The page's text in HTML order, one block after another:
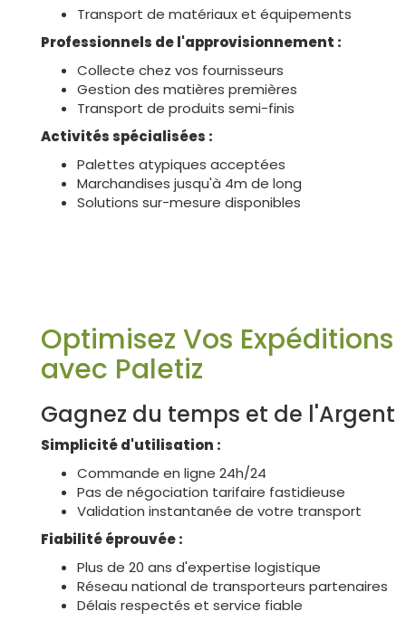
Transport de matériaux et équipements
Professionnels de l'approvisionnement :
Collecte chez vos fournisseurs
Gestion des matières premières
Transport de produits semi-finis
Activités spécialisées :
Palettes atypiques acceptées
Marchandises jusqu'à 4m de long
Solutions sur-mesure disponibles
Optimisez Vos Expéditions
avec Paletiz
Gagnez du temps et de l'Argent
Simplicité d'utilisation :
Commande en ligne 24h/24
Pas de négociation tarifaire fastidieuse
Validation instantanée de votre transport
Fiabilité éprouvée :
Plus de 20 ans d'expertise logistique
Réseau national de transporteurs partenaires
Délais respectés et service fiable